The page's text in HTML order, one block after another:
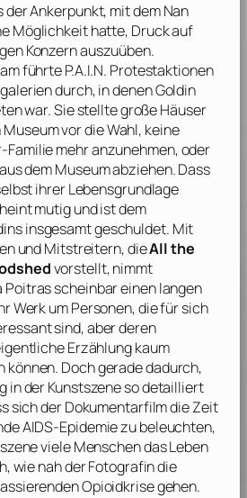
der Ankerpunkt, mit demNan
Möglichkeit hatte, Druck auf
Konzern auszuüben.
führte P.A.I.N. Protestaktionen
durch, in denenGoldin
war. Sie stellte große Häuser
Museumvor die Wahl, keine
-Familie mehr anzunehmen, oder
dem Museum abziehen. Dass
ihrer Lebensgrundlage
mutig und ist dem
insgesamt geschuldet. Mit
und Mitstreitern, dieAll the
vorstellt, nimmt
Poitrasscheinbar einen langen
Werk um Personen, die für sich
sind, aber deren
Erzählung kaum
Doch gerade dadurch,
in der Kunstszene so detailliert
sich der Dokumentarfilm die Zeit
AIDS-Epidemie zu beleuchten,
viele Menschen das Leben
wie nah der Fotografin die
Opioidkrise gehen.